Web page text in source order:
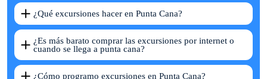
¿Qué excursiones hacer en Punta Cana?
¿Es más barato comprar las excursiones por internet o
cuando se llega a punta cana?
¿Cómo programo excursiones en Punta Cana?